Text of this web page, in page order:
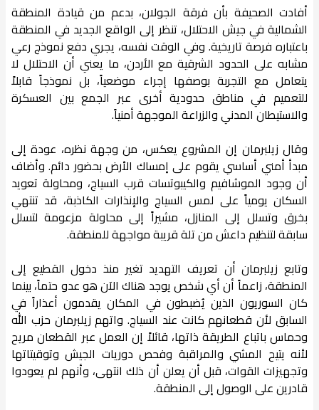
أفادت الصحيفة بأن فرقة الجولان، بدعم من قيادة المنطقة
الشمالية في جيش الاحتلال، تنظر إلى الواقع الجديد في المنطقة
باعتباره فرصة تاريخية. وفي الوقت نفسه، يجري دفع نموذج رعي
مشابه على الحدود الشرقية مع الأردن، ما يعني أن الاحتلال لا
يتعامل مع التجربة بوصفها إجراء موضعياً، بل نموذجاً قابلاً
للتعميم في مناطق حدودية أخرى عبر الجمع بين العسكرة
والاستيطان المدني والزراعة الموجهة أمنياً.
وقال زيلبرمان إن المشروع يعكس، من وجهة نظره، عودة إلى
مبدأ أمني أساسي يقوم على إمساك الأرض بحضور دائم. وأضاف
أن وجود الموشافيم والكيبوتسات قرب السياج، ومحاولة تعويد
السكان يومياً على لمس السياج والإنذارات الكاذبة، قد تنتهي
بخرق وتسلل إلى المنازل، مشيراً إلى محاولة مزعومة لتسلل
سابقة لتنظيم داعش من تلة قريبة مواجهة للمنطقة.
وتابع زيلبرمان أن تعريف التهديد تغير منذ دخول القطيع إلى
المنطقة، زاعماً أن أي شخص يوجد هناك الآن هو عدو حتماً، بينما
كان السوريون الذين يُضبطون في المكان يقدمون أعذاراً في
السابق لأن قطعانهم كانت عند السياج. واتهم زيلبرمان حزب الله
وحماس باتباع الطريقة ذاتها، قائلاً إن العمل عبر القطعان مريح
لأنه يتيح المشي والمراقبة وفحص دوريات الجيش وتوقيتاتها
وتجهيزات القوات، قبل أن يعلن أن ذلك انتهى، وأنهم لم يعودوا
قادرين على الوصول إلى المنطقة.